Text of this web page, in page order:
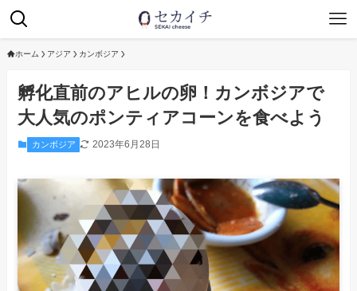
ホーム アジア カンボジア
孵化直前のアヒルの卵！カンボジアで
大人気のポンティアコーンを食べよう
カンボジア 2023年6月28日